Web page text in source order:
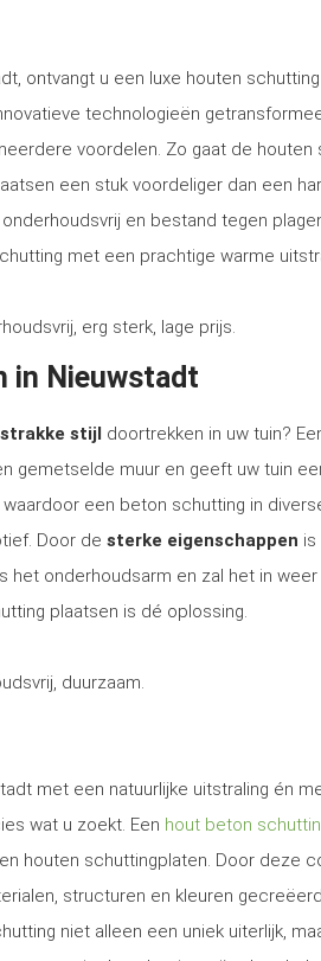
ontvangt u een luxe houten
technologieën
voordelen. Zo gaat de houten
een stuk voordeliger dan een
en bestand tegen
met een prachtige warme
erg sterk, lage prijs.
in Nieuwstadt
strakke stijl doortrekken in uw tuin?
gemetselde muur en geeft uw tuin
een beton schutting in
Door de sterke eigenschappen is
onderhoudsarm en zal het in
plaatsen is dé oplossing.
duurzaam.
met een natuurlijke uitstraling én
wat u zoekt. Een hout beton
houten schuttingplaten. Door deze
structuren en kleuren
niet alleen een uniek uiterlijk,